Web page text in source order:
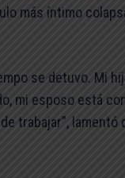
más íntimo
se detuvo. Mi
mi esposo está
trabajar”, lamentó